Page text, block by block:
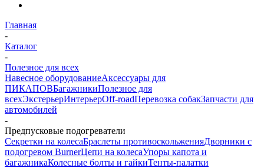
Главная
-
Каталог
-
Полезное для всех
Навесное оборудованиеАксессуары для
ПИКАПОВБагажникиПолезное для
всехЭкстерьерИнтерьерOff-roadПеревозка собакЗапчасти для
автомобилей
-
Предпусковые подогреватели
Секретки на колесаБраслеты противоскольженияДворники с
подогревом BurnerЦепи на колесаУпоры капота и
багажникаКолесные болты и гайкиТенты-палатки